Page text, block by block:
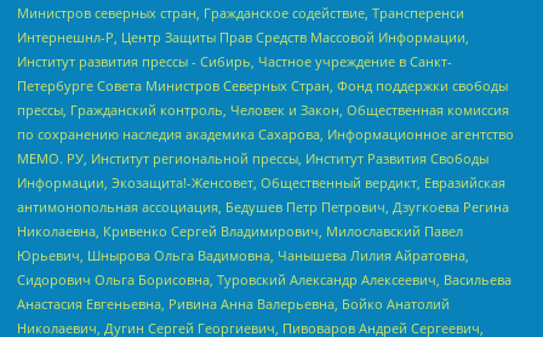
Министров северных стран, Гражданское содействие, Трансперенси
Интернешнл-Р, Центр Защиты Прав Средств Массовой Информации,
Институт развития прессы - Сибирь, Частное учреждение в Санкт-
Петербурге Совета Министров Северных Стран, Фонд поддержки свободы
прессы, Гражданский контроль, Человек и Закон, Общественная комиссия
по сохранению наследия академика Сахарова, Информационное агентство
МЕМО. РУ, Институт региональной прессы, Институт Развития Свободы
Информации, Экозащита!-Женсовет, Общественный вердикт, Евразийская
антимонопольная ассоциация, Бедушев Петр Петрович, Дзугкоева Регина
Николаевна, Кривенко Сергей Владимирович, Милославский Павел
Юрьевич, Шнырова Ольга Вадимовна, Чанышева Лилия Айратовна,
Сидорович Ольга Борисовна, Туровский Александр Алексеевич, Васильева
Анастасия Евгеньевна, Ривина Анна Валерьевна, Бойко Анатолий
Николаевич, Дугин Сергей Георгиевич, Пивоваров Андрей Сергеевич,